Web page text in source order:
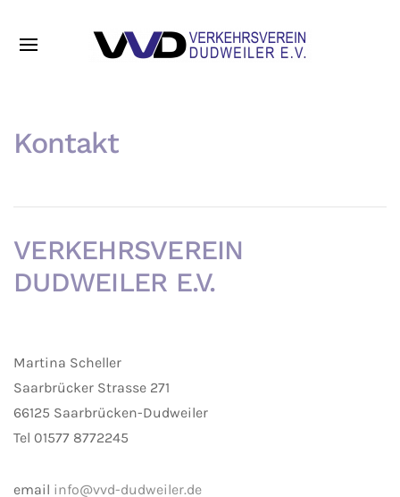
Kontakt
VERKEHRSVEREIN
DUDWEILER E.V.
Martina Scheller
Saarbrücker Strasse 271
66125 Saarbrücken-Dudweiler
Tel 01577 8772245
email info@vvd-dudweiler.de